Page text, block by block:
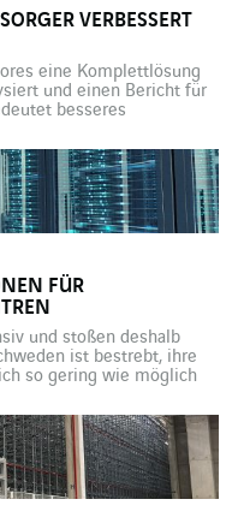
VERBESSERT
eine Komplettlösung
und einen Bericht für
besseres
-versorger und
Portugal gehörigen
mit etwa 250.000 […]
FÜR
und stoßen deshalb
ist bestrebt, ihre
so gering wie möglich
viel Strom. Als
Axians, die ICT-Marke von